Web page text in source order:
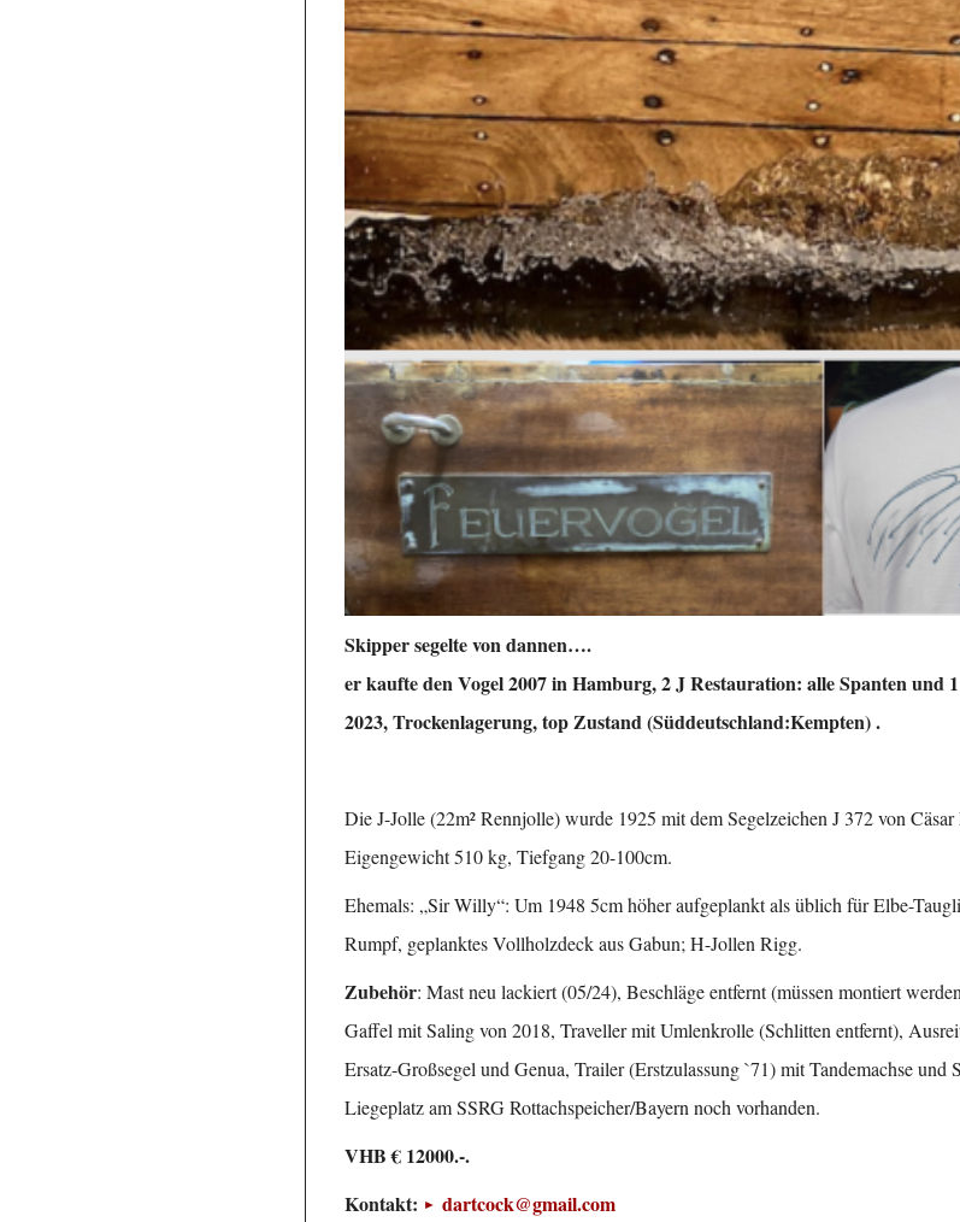
Skipper segelte von dannen….
er kaufte den Vogel 2007 in Hamburg, 2 J Restauration: alle Spanten
2023, Trockenlagerung, top Zustand (Süddeutschland:Kempten) .
Die J-Jolle (22m² Rennjolle) wurde 1925 mit dem Segelzeichen J 372 von
Eigengewicht 510 kg, Tiefgang 20-100cm.
Ehemals: „Sir Willy“: Um 1948 5cm höher aufgeplankt als üblich für Elbe-
Rumpf, geplanktes Vollholzdeck aus Gabun; H-Jollen Rigg.
Zubehör: Mast neu lackiert (05/24), Beschläge entfernt (müssen montiert
Gaffel mit Saling von 2018, Traveller mit Umlenkrolle (Schlitten entfernt),
Ersatz-Großsegel und Genua, Trailer (Erstzulassung `71) mit Tandemachse
Liegeplatz am SSRG Rottachspeicher/Bayern noch vorhanden.
VHB € 12000.-.
Kontakt:
dartcock@gmail.com